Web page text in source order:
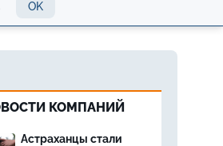
OK
КОМПАНИЙ
Астраханцы стали